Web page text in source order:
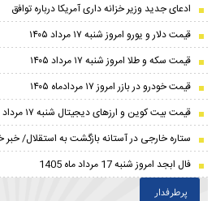
ادعای جدید وزیر خزانه داری آمریکا درباره توافق
قیمت دلار و یورو امروز شنبه ۱۷ مرداد ۱۴۰۵
قیمت سکه و طلا امروز شنبه ۱۷ مرداد ۱۴۰۵
قیمت خودرو در بازر امروز ۱۷ مردادماه ۱۴۰۵
قیمت بیت کوین و ارز‌های دیجیتال شنبه ۱۷ مرداد ۱۴۰۵
ستاره خارجی در آستانه بازگشت به استقلال/
فال ابجد امروز شنبه 17 مرداد ماه 1405
پرطرفدار